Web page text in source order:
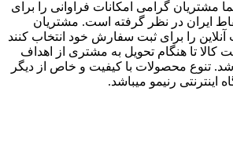
مشتریان گرامی امکانات فراوانی را برای
ایران در نظر گرفته است. مشتریان
آنلاین را برای ثبت سفارش خود انتخاب کنند
تا هنگام تحویل به مشتری از اهداف
تنوع محصولات با کیفیت و خاص از دیگر
اینترنتی رنیمو میباشد.